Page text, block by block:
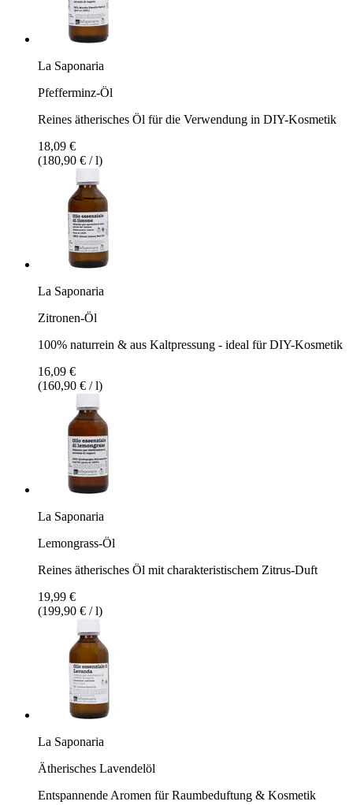
La Saponaria
Pfefferminz-Öl
Reines ätherisches Öl für die Verwendung in DIY-Kosmetik
18,09 €
(180,90 € / l)
La Saponaria
Zitronen-Öl
100% naturrein & aus Kaltpressung - ideal für DIY-Kosmetik
16,09 €
(160,90 € / l)
La Saponaria
Lemongrass-Öl
Reines ätherisches Öl mit charakteristischem Zitrus-Duft
19,99 €
(199,90 € / l)
La Saponaria
Ätherisches Lavendelöl
Entspannende Aromen für Raumbeduftung & Kosmetik